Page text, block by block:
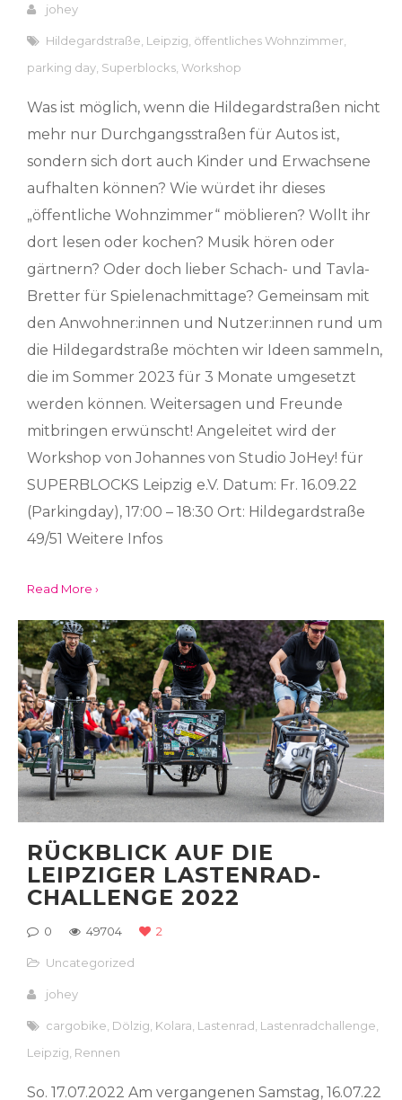
johey
Hildegardstraße Leipzig öffentliches Wohnzimmer
parking day Superblocks ,Workshop
Was ist möglich, wenn die Hildegardstraßen nicht
mehr nur Durchgangsstraßen für Autos ist,
sondern sich dort auch Kinder und Erwachsene
aufhalten können? Wie würdet ihr dieses
„öffentliche Wohnzimmer“ möblieren? Wollt ihr
dort lesen oder kochen? Musik hören oder
gärtnern? Oder doch lieber Schach- und Tavla-
Bretter für Spielenachmittage? Gemeinsam mit
den Anwohner:innen und Nutzer:innen rund um
die Hildegardstraße möchten wir Ideen sammeln,
die im Sommer 2023 für 3 Monate umgesetzt
werden können. Weitersagen und Freunde
mitbringen erwünscht! Angeleitet wird der
Workshop von Johannes von Studio JoHey! für
SUPERBLOCKS Leipzig e.V. Datum: Fr. 16.09.22
(Parkingday), 17:00 – 18:30 Ort: Hildegardstraße
49/51 Weitere Infos
Read More ›
RÜCKBLICK AUF DIE
LEIPZIGER LASTENRAD-
CHALLENGE 2022
0 49704 2
Uncategorized
johey
cargobike Dölzig Kolara Lastenrad Lastenradchallenge
Leipzig Rennen
So. 17.07.2022 Am vergangenen Samstag, 16.07.22